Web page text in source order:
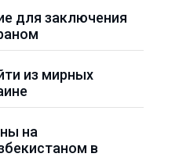
для заключения
из мирных
на
в